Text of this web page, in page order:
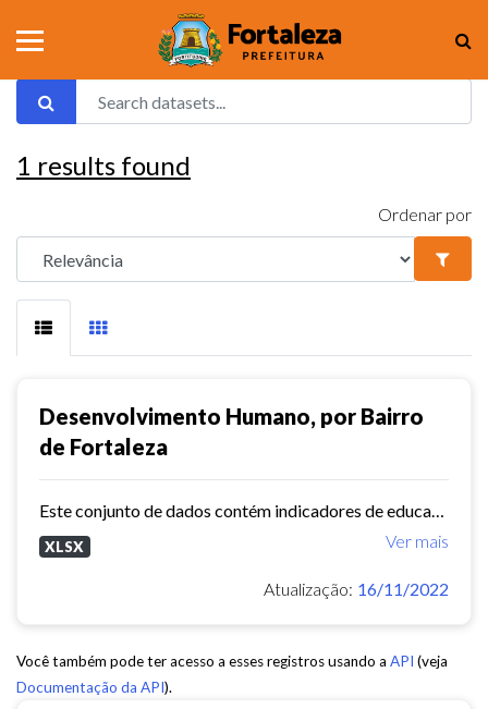
1 results found
Ordenar por
Desenvolvimento Humano, por Bairro
de Fortaleza
Ver mais
XLSX
Atualização: 16/11/2022
Você também pode ter acesso a esses registros usando a API (veja
Documentação da API).